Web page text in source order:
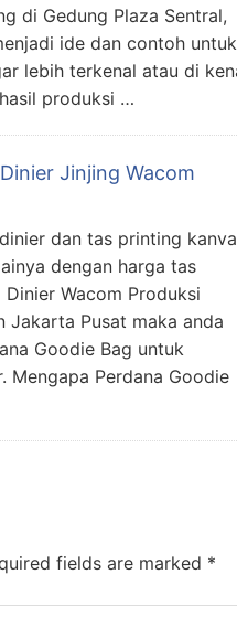
di Gedung Plaza Sentral,
ide dan contoh untuk
lebih terkenal atau di
produksi …
Jinjing Wacom
dan tas printing
dengan harga tas
Wacom Produksi
Jakarta Pusat maka anda
Goodie Bag untuk
Mengapa Perdana Goodie
fields are marked *